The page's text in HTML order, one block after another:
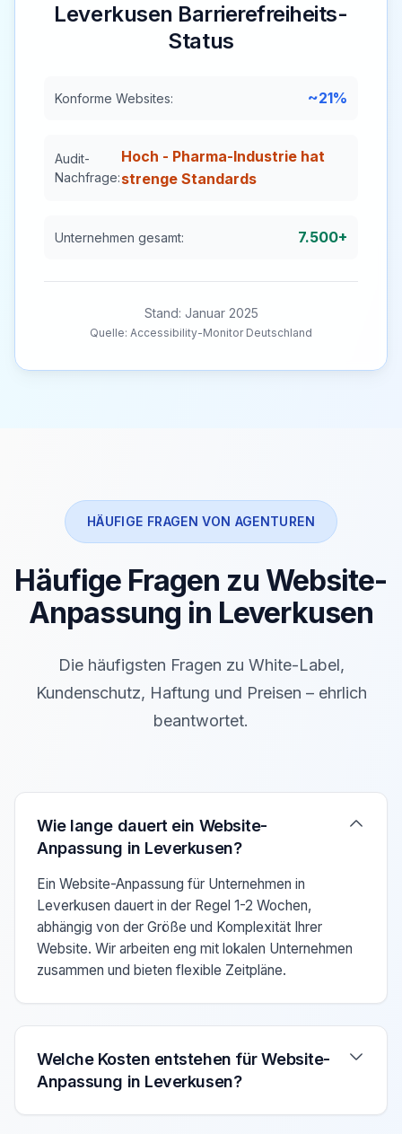
Leverkusen Barrierefreiheits-
Status
Konforme Websites: ~21%
Audit-
Nachfrage:
Hoch - Pharma-Industrie hat
strenge Standards
Unternehmen gesamt: 7.500+
Stand: Januar 2025
Quelle: Accessibility-Monitor Deutschland
HÄUFIGE FRAGEN VON AGENTUREN
Häufige Fragen zu Website-
Anpassung in Leverkusen
Die häufigsten Fragen zu White-Label,
Kundenschutz, Haftung und Preisen – ehrlich
beantwortet.
Verwenden Sie die Pfeiltasten Auf/Ab um zwischen
Wie lange dauert ein Website-
Anpassung in Leverkusen?
Ein Website-Anpassung für Unternehmen in
Leverkusen dauert in der Regel 1-2 Wochen,
abhängig von der Größe und Komplexität Ihrer
Website. Wir arbeiten eng mit lokalen Unternehmen
zusammen und bieten flexible Zeitpläne.
Welche Kosten entstehen für Website-
Anpassung in Leverkusen?